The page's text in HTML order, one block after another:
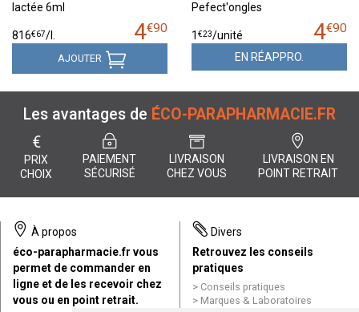
lactée 6ml
4€90
816€67/
AJOUTER
Pefect'ongles
4€90
1 €23/unité
EN RÉAPPRO.
Les avantages de ÉCO-PARAPHARMACIE.FR
€
PRIX
CHOIX
PAIEMENT
SÉCURISÉ
LIVRAISON
CHEZ VOUS
LIVRAISON EN
POINT RETRAIT
À propos
éco-parapharmacie.fr vous
permet de commander en
ligne et de les recevoir chez
vous ou en point retrait.
Divers
Retrouvez les conseils
pratiques
Conseils pratiques
Marques & Laboratoires